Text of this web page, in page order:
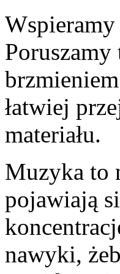
łatwiej
materiału.
Muzyka to
pojawiają
nawyki,